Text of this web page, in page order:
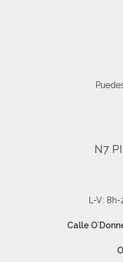
N7
L-V:
Calle